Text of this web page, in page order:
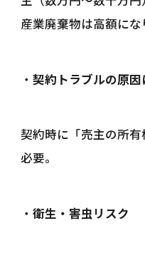
産業廃棄物は高額にな
・契約トラブルの原因
契約時に「売主の所
必要。
・衛生・害虫リスク